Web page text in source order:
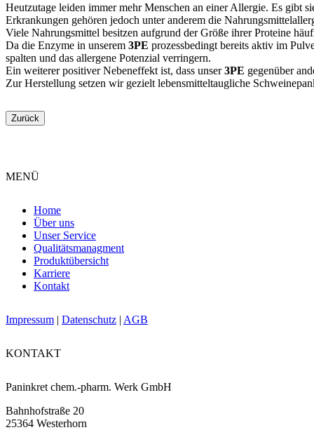
Heutzutage leiden immer mehr Menschen an einer Allergie. Es gibt
Erkrankungen gehören jedoch unter anderem die
Viele Nahrungsmittel besitzen aufgrund der Größe ihrer Proteine
Da die Enzyme in unserem 3PE prozessbedingt bereits aktiv im
spalten und das allergene Potenzial verringern.
Ein weiterer positiver Nebeneffekt ist, dass unser3PE gegenüber
Zur Herstellung setzen wir gezielt lebensmitteltaugliche
Zurück
MENÜ
Home
Über uns
Unser Service
Qualitätsmanagment
Produktübersicht
Karriere
Kontakt
Impressum | Datenschutz | AGB
KONTAKT
Paninkret chem.-pharm. Werk GmbH
Bahnhofstraße 20
25364 Westerhorn